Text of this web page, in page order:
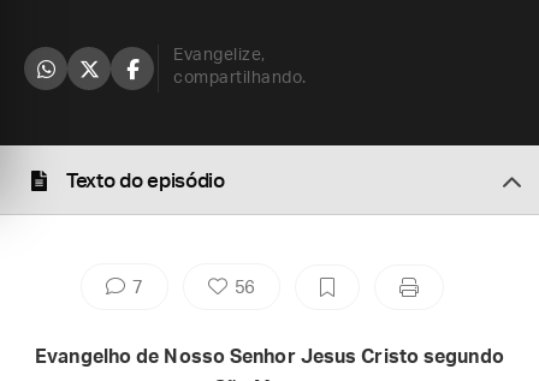
Evangelize,
compartilhando.
Texto do episódio
7 56
Evangelho de Nosso Senhor Jesus Cristo segundo